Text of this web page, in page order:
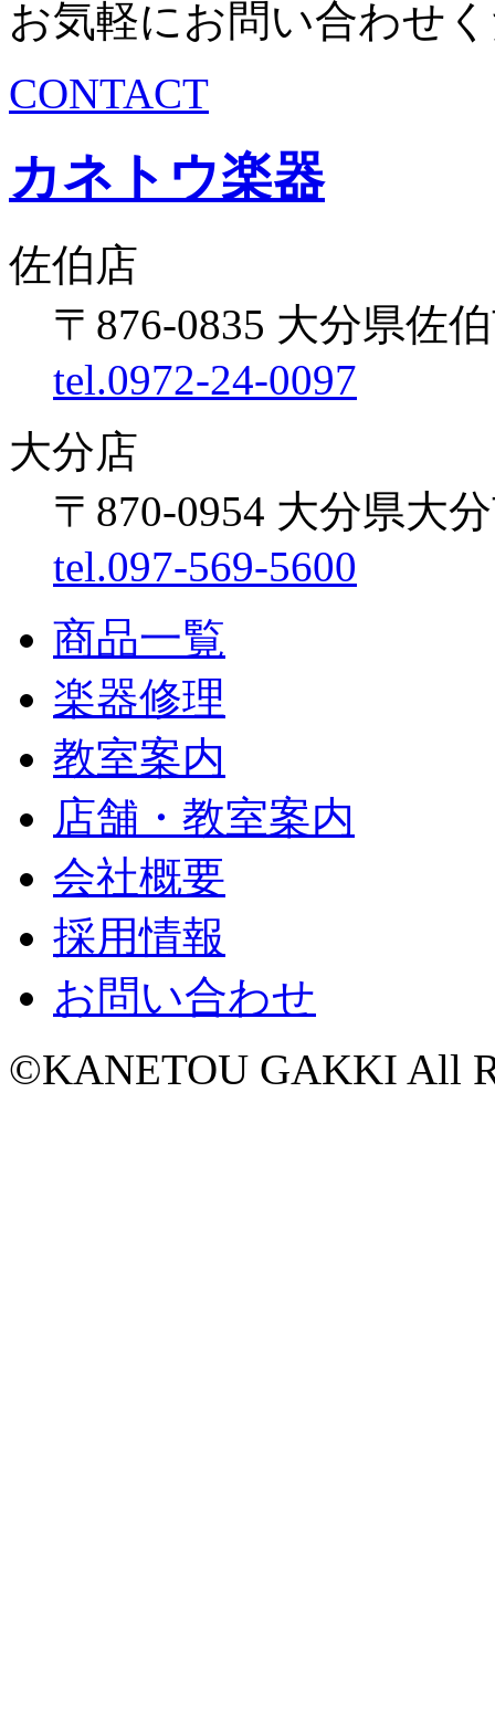
お気軽にお問い合わせ
CONTACT
カネトウ楽器
佐伯店
〒876-0835 大分県佐
tel.0972-24-0097
大分店
〒870-0954 大分県大
tel.097-569-5600
商品一覧
楽器修理
教室案内
店舗・教室案内
会社概要
採用情報
お問い合わせ
©KANETOU GAKKI All